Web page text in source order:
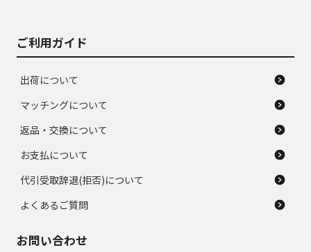
ご利用ガイド
出荷について
マッチングについて
返品・交換について
お支払について
代引受取辞退(拒否)について
よくあるご質問
お問い合わせ